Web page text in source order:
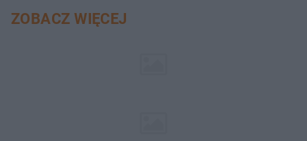
ZOBACZ WIĘCEJ